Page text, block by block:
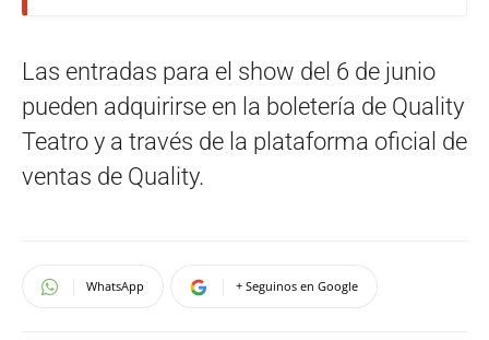
Las entradas para el show del 6 de junio
pueden adquirirse en la boletería de Quality
Teatro y a través de la plataforma oficial de
ventas de Quality.
WhatsApp + Seguinos en Google